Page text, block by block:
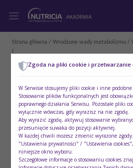
Strona główna / Wrodzone wady metabolizmu /
Zgoda na pliki cookie i przetwarzanie
W Serwisie stosujemy pliki cookie i inne
Stosowanie plików funkcjonalnych jest
poprawnego działania Serwisu. Pozostałe pliki
wyłącznie wówczas, gdy wyrazisz na nie zgodę.
Aby wyrazić zgodę, aktywuj stosowanie
przesunięcie suwaka do pozycji aktywnej.
W każdej chwili możesz zmienić wyrażone
"Ustawienia prywatności" / "Ustawienia
niniejsze okno wyboru.
Szczegółowe informacje o stosowaniu cookies